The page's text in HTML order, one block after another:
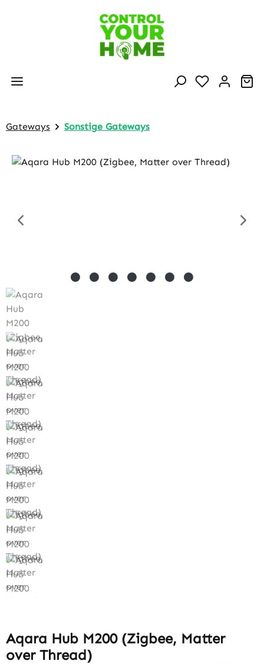
Zum Hauptinhalt springen
Gateways Sonstige Gateways
Bildergalerie überspringen
Aqara Hub M200 (Zigbee, Matter
over Thread)